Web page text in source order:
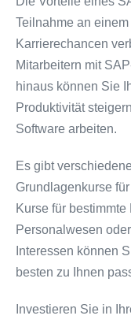
Teilnahme an
Karrierechancen
Mitarbeitern mit
hinaus können Sie
Produktivität
Software arbeiten.
Es gibt
Grundlagenkurse
Kurse für
Personalwesen
Interessen können
besten zu Ihnen
Investieren Sie in